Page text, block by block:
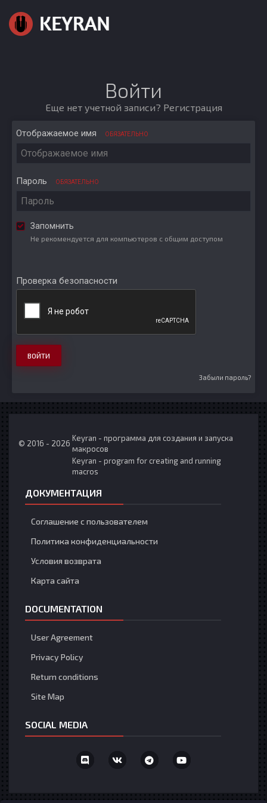
Войти
Еще нет учетной записи? Регистрация
Отображаемое имя ОБЯЗАТЕЛЬНО
Пароль ОБЯЗАТЕЛЬНО
Запомнить
Не рекомендуется для компьютеров с общим доступом
Проверка безопасности
ВОЙТИ
Забыли пароль?
© 2016 - 2026
Keyran - программа для создания и запуска
макросов
Keyran - program for creating and running
macros
ДОКУМЕНТАЦИЯ
Соглашение с пользователем
Политика конфиденциальности
Условия возврата
Карта сайта
DOCUMENTATION
User Agreement
Privacy Policy
Return conditions
Site Map
SOCIAL MEDIA